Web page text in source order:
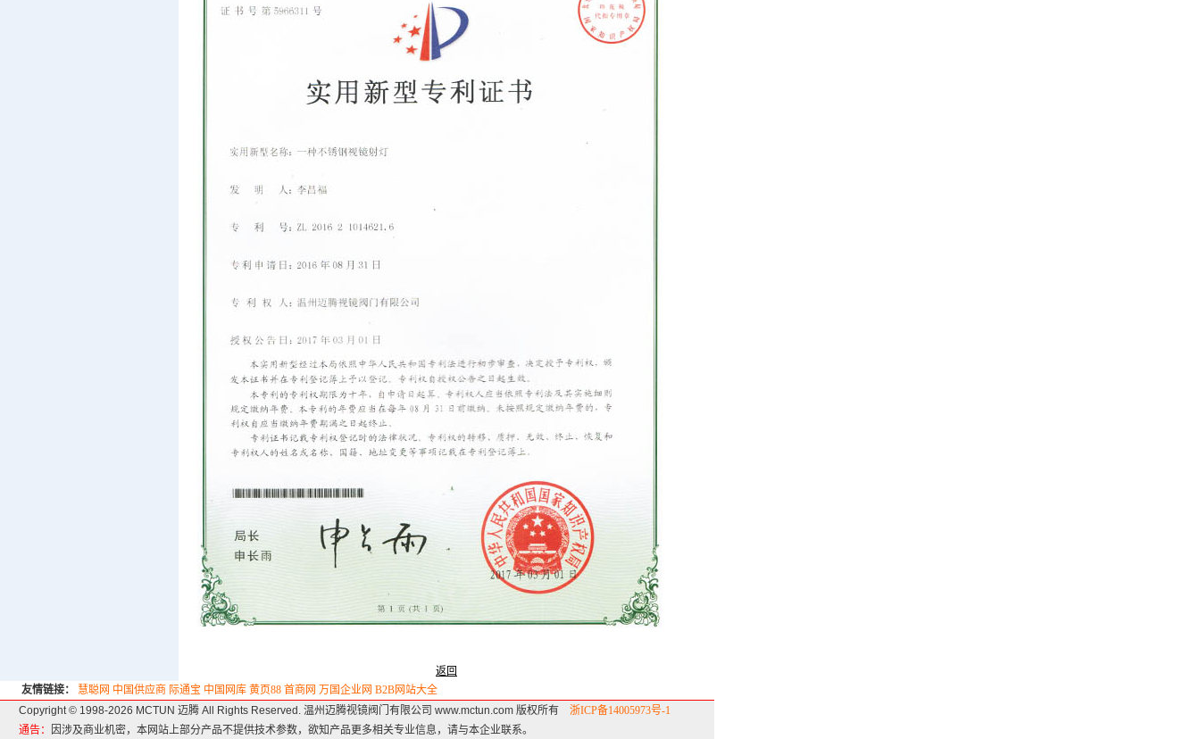
返回
友情链接：
慧聪网 中国供应商 际通宝 中国网库 黄页88 首商网 万国企业网 B2B网站大全
Copyright © 1998-2026 MCTUN 迈腾 All Rights Reserved. 温州迈腾视镜阀门有限公司 www.mctun.com 版权所有 浙ICP备14005973号-1
通告： 因涉及商业机密，本网站上部分产品不提供技术参数，欲知产品更多相关专业信息，请与本企业联系。